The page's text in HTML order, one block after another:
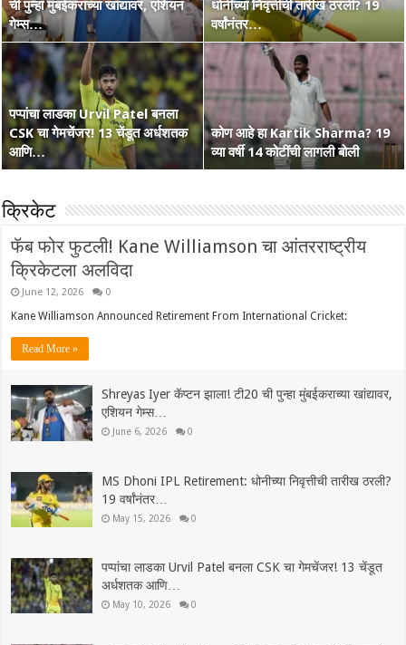
ची पुन्हा मुंबईकराच्या खांद्यावर, एशियन
गेम्स…
धोनीच्या निवृत्तीची तारीख ठरली? 19
वर्षांनंतर…
पप्पांचा लाडका Urvil Patel बनला
CSK चा गेमचेंजर! 13 चेंडूत अर्धशतक
आणि…
कोण आहे हा Kartik Sharma? 19
व्या वर्षी 14 कोटींची लागली बोली
कोण हा Raghu Sharma? वय 33,
कृष्णभक्त, शेन वॉर्न आणि बरंच काही
चा आणखी एक शतकी धमाका! 36 चेंडूत
…
सरपंच श्रेयसच्या Punjab Kings चा
वर्ल्ड रेकॉर्ड! दिल्लीविरूद्ध चेस केले 264
Australia Retain The Ashes
2025-2026
क्रिकेट
फॅब फोर फुटली! Kane Williamson चा आंतरराष्ट्रीय
क्रिकेटला अलविदा
June 12, 2026 0
Kane Williamson Announced Retirement From International Cricket:
Read More »
Shreyas Iyer कॅप्टन झाला! टी20 ची पुन्हा मुंबईकराच्या खांद्यावर,
एशियन गेम्स…
June 6, 2026 0
MS Dhoni IPL Retirement: धोनीच्या निवृत्तीची तारीख ठरली?
19 वर्षांनंतर…
May 15, 2026 0
पप्पांचा लाडका Urvil Patel बनला CSK चा गेमचेंजर! 13 चेंडूत
अर्धशतक आणि…
May 10, 2026 0